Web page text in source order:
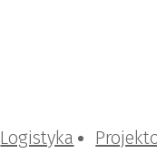
Logistyka